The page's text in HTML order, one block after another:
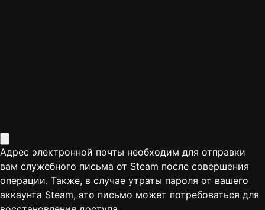
Адрес электронной почты необходим для отправки
вам служебного письма от Steam после совершения
операции. Также, в случае утраты пароля от вашего
аккаунта Steam, это письмо может потребоваться для